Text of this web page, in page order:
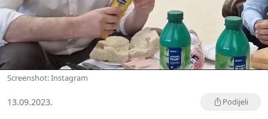
Screenshot: Instagram
13.09.2023. Podijeli